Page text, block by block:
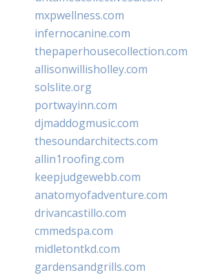
mxpwellness.com
infernocanine.com
thepaperhousecollection.com
allisonwillisholley.com
solslite.org
portwayinn.com
djmaddogmusic.com
thesoundarchitects.com
allin1roofing.com
keepjudgewebb.com
anatomyofadventure.com
drivancastillo.com
cmmedspa.com
midletontkd.com
gardensandgrills.com